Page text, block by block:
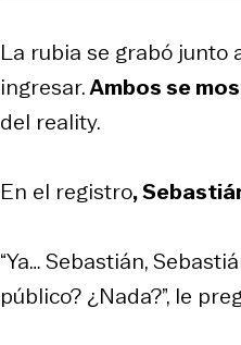
La rubia se grabó junto
ingresar.Ambos se
del reality.
En el registro,
“Ya… Sebastián,
público? ¿Nada?”, le